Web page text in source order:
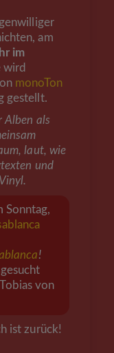
am
im
wird
monoTon
gestellt.
Alben als
laut, wie
und
Sonntag,
!
von
ist zurück!